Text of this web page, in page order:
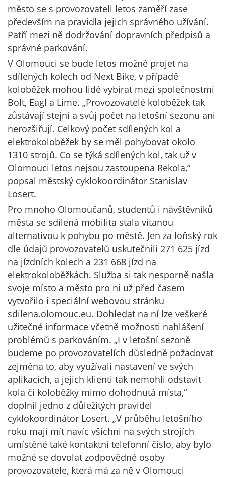
město se s provozovateli letos zaměří zase
především na pravidla jejich správného užívání.
Patří mezi ně dodržování dopravních předpisů a
správné parkování.
V Olomouci se bude letos možné projet na
sdílených kolech od Next Bike, v případě
koloběžek mohou lidé vybírat mezi společnostmi
Bolt, Eagl a Lime. „Provozovatelé koloběžek tak
zůstávají stejní a svůj počet na letošní sezonu ani
nerozšiřují. Celkový počet sdílených kol a
elektrokoloběžek by se měl pohybovat okolo
1310 strojů. Co se týká sdílených kol, tak už v
Olomouci letos nejsou zastoupena Rekola,“
popsal městský cyklokoordinátor Stanislav
Losert.
Pro mnoho Olomoučanů, studentů i návštěvníků
města se sdílená mobilita stala vítanou
alternativou k pohybu po městě. Jen za loňský rok
dle údajů provozovatelů uskutečnili 271 625 jízd
na jízdních kolech a 231 668 jízd na
elektrokoloběžkách. Služba si tak nesporně našla
svoje místo a město pro ni už před časem
vytvořilo i speciální webovou stránku
sdilena.olomouc.eu. Dohledat na ní lze veškeré
užitečné informace včetně možnosti nahlášení
problémů s parkováním. „I v letošní sezoně
budeme po provozovatelích důsledně požadovat
zejména to, aby využívali nastavení ve svých
aplikacích, a jejich klienti tak nemohli odstavit
kola či koloběžky mimo dohodnutá místa,“
doplnil jedno z důležitých pravidel
cyklokoordinátor Losert. „V průběhu letošního
roku mají mít navíc všichni na svých strojích
umístěné také kontaktní telefonní číslo, aby bylo
možné se dovolat zodpovědné osoby
provozovatele, která má za ně v Olomouci